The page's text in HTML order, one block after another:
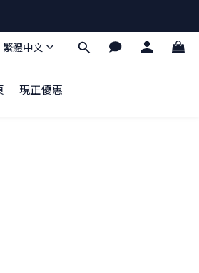
繁體中文
現正優惠